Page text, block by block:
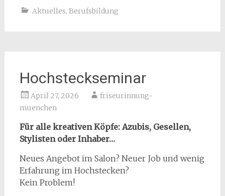
Aktuelles, Berufsbildung
Hochsteckseminar
April 27, 2026
friseurinnung-
muenchen
Für alle kreativen Köpfe: Azubis, Gesellen,
Stylisten oder Inhaber…
Neues Angebot im Salon? Neuer Job und wenig
Erfahrung im Hochstecken?
Kein Problem!